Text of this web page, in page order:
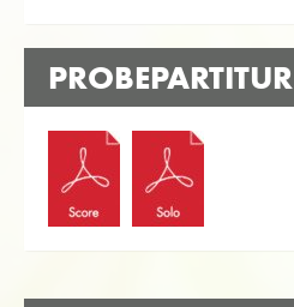
PROBEPARTITUR